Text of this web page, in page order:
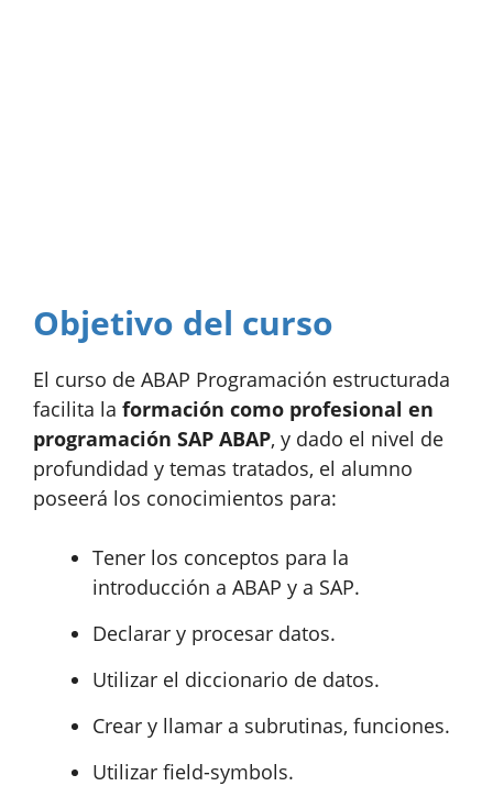
Objetivo del curso
El curso de ABAP Programación estructurada
facilita la formación como profesional en
programación SAP ABAP, y dado el nivel de
profundidad y temas tratados, el alumno
poseerá los conocimientos para:
Tener los conceptos para la
introducción a ABAP y a SAP.
Declarar y procesar datos.
Utilizar el diccionario de datos.
Crear y llamar a subrutinas, funciones.
Utilizar field-symbols.